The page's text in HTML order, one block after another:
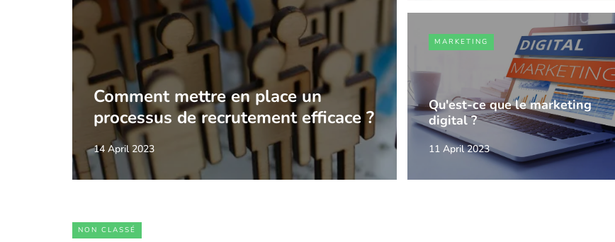
Comment mettre en place un
processus de recrutement efficace ?
14 April 2023
MARKETING
Qu'est-ce que le marketing
digital ?
11 April 2023
NON CLASSÉ